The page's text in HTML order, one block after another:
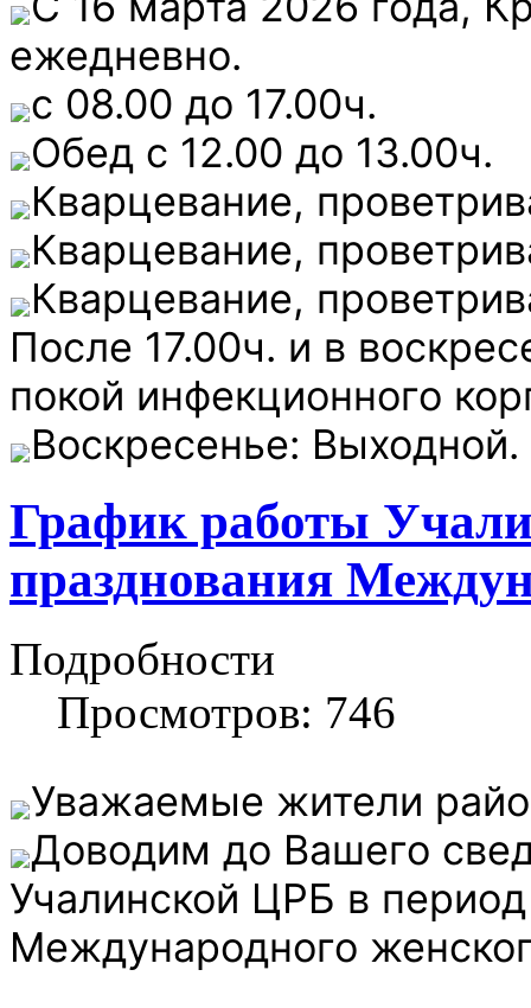
ежедневно.
с 08.00 до 17.00ч.
Обед с 12.00 до 13.00ч.
Кварцевание,
Кварцевание,
Кварцевание,
После 17.00ч. и в
покой инфекционного
Воскресенье: Выходной.
График работы
празднования
Подробности
Просмотров: 746
Уважаемые жители
Доводим до Вашего
Учалинской ЦРБ в
Международного